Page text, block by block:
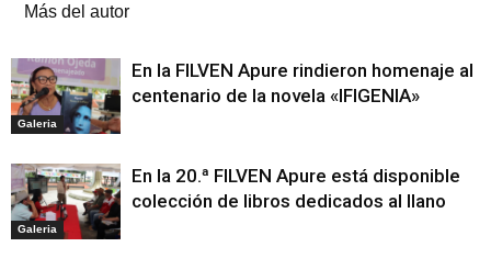
Más del autor
Galeria
En la FILVEN Apure rindieron homenaje al
centenario de la novela «IFIGENIA»
Galeria
En la 20.ª FILVEN Apure está disponible
colección de libros dedicados al llano